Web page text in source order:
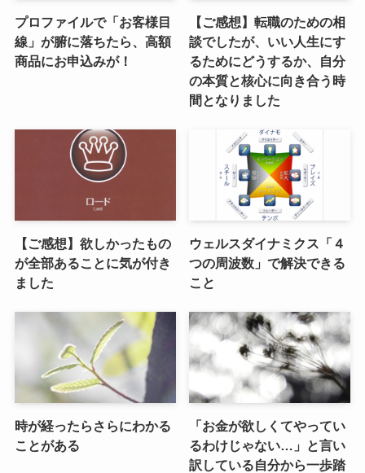
プロファイルで「お客様目
線」が腑に落ちたら、高額
商品にお申込みが！
【ご感想】転職のための相
談でしたが、いい人生にす
るためにどうするか、自分
の本質と核心に向き合う時
間となりました
【ご感想】欲しかったもの
が全部あることに気が付き
ました
ウェルスダイナミクス「４
つの周波数」で解決できる
こと
時が経ったらさらにわかる
ことがある
「お金が欲しくてやってい
るわけじゃない…」と言い
訳している自分から一歩踏